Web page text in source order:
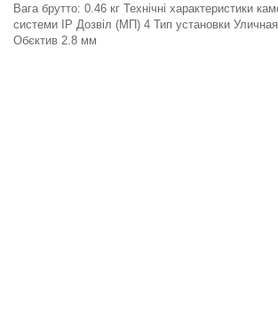
Вага брутто: 0.46 кг Технічні характеристики
системи IP Дозвіл (МП) 4 Тип установки
Обєктив 2.8 мм